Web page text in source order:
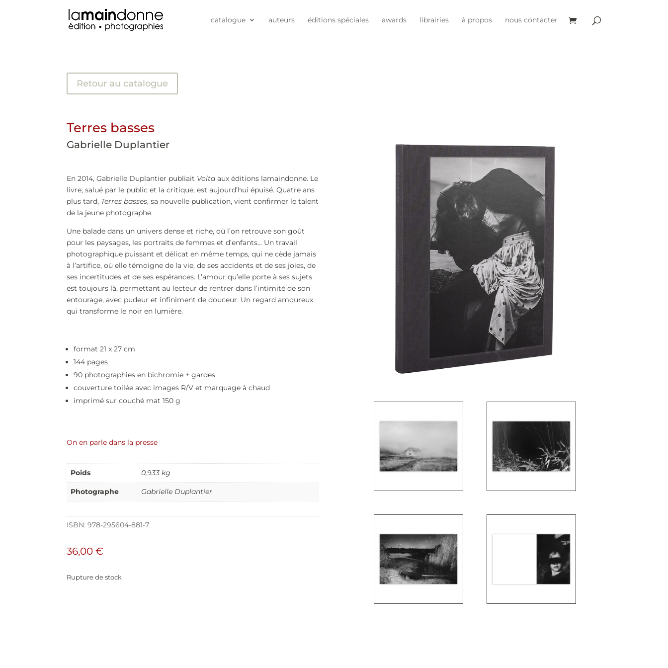
catalogue auteurs éditions spéciales awards librairies à propos nous contacter
Retour au catalogue
Terres basses
Gabrielle Duplantier
En 2014, Gabrielle Duplantier publiait Volta aux éditions lamaindonne. Le
livre, salué par le public et la critique, est aujourd’hui épuisé. Quatre ans
plus tard, Terres basses, sa nouvelle publication, vient confirmer le talent
de la jeune photographe.
Une balade dans un univers dense et riche, où l’on retrouve son goût
pour les paysages, les portraits de femmes et d’enfants… Un travail
photographique puissant et délicat en même temps, qui ne cède jamais
à l’artifice, où elle témoigne de la vie, de ses accidents et de ses joies, de
ses incertitudes et de ses espérances. L’amour qu’elle porte à ses sujets
est toujours là, permettant au lecteur de rentrer dans l’intimité de son
entourage, avec pudeur et infiniment de douceur. Un regard amoureux
qui transforme le noir en lumière.
format 21 x 27 cm
144 pages
90 photographies en bichromie + gardes
couverture toilée avec images R/Vet marquage à chaud
imprimé sur couché mat 150 g
On en parle dans la presse
Poids 0,933 kg
Photographe Gabrielle Duplantier
ISBN:978-295604-881-7
36,00€
Rupture de stock